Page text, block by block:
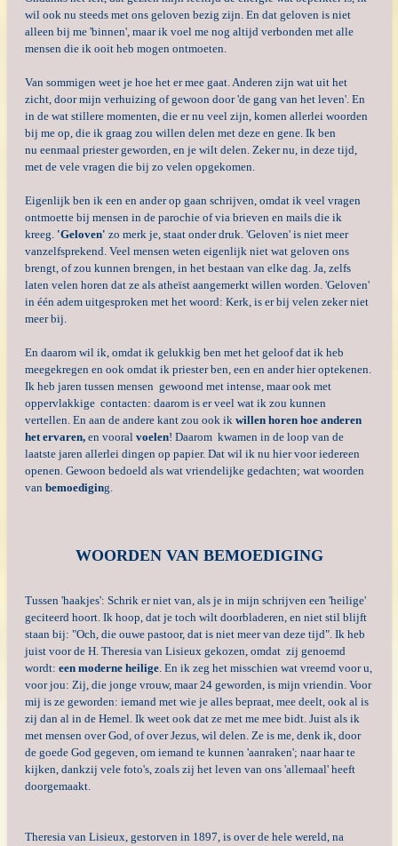
wil ook nu steeds met ons geloven bezig zijn. En dat geloven is niet
alleen bij me 'binnen', maar ik voel me nog altijd verbonden met alle
mensen die ik ooit heb mogen ontmoeten.
Van sommigen weet je hoe het er mee gaat. Anderen zijn wat uit het
zicht, door mijn verhuizing of gewoon door 'de gang van het leven'. En
in de wat stillere momenten, die er nu veel zijn, komen allerlei woorden
bij me op, die ik graag zou willen delen met deze en gene. Ik ben
nu eenmaal priester geworden, en je wilt delen. Zeker nu, in deze tijd,
met de vele vragen die bij zo velen opgekomen.
Eigenlijk ben ik een en ander op gaan schrijven, omdat ik veel vragen
ontmoette bij mensen in de parochie of via brieven en mails die ik
kreeg. 'Geloven' zo merk je, staat onder druk. 'Geloven' is niet meer
vanzelfsprekend. Veel mensen weten eigenlijk niet wat geloven ons
brengt, of zou kunnen brengen, in het bestaan van elke dag. Ja, zelfs
laten velen horen dat ze als atheïst aangemerkt willen worden. 'Geloven'
in één adem uitgesproken met het woord: Kerk, is er bij velen zeker niet
meer bij.
En daarom wil ik, omdat ik gelukkig ben met het geloof dat ik heb
meegekregen en ook omdat ik priester ben, een en ander hier optekenen.
Ik heb jaren tussen mensen gewoond met intense, maar ook met
oppervlakkige contacten: daarom is er veel wat ik zou kunnen
vertellen. En aan de andere kant zou ook ik willen horen hoe anderen
het ervaren,en vooral voelen! Daarom kwamen in de loop van de
laatste jaren allerlei dingen op papier. Dat wil ik nu hier voor iedereen
openen. Gewoon bedoeld als wat vriendelijke gedachten; wat woorden
vanbemoediging.
WOORDEN VAN BEMOEDIGING
Tussen 'haakjes': Schrik er niet van, als je in mijn schrijven een 'heilige'
geciteerd hoort. Ik hoop, dat je toch wilt doorbladeren, en niet stil blijft
staan bij: "Och, die ouwe pastoor, dat is niet meer van deze tijd". Ik heb
juist voor de H. Theresia van Lisieux gekozen, omdat zij genoemd
wordt: een moderne heilige. En ik zeg het misschien wat vreemd voor u,
voor jou: Zij, die jonge vrouw, maar 24 geworden, is mijn vriendin. Voor
mij is ze geworden: iemand met wie je alles bepraat, mee deelt, ook al is
zij dan al in de Hemel. Ik weet ook dat ze met me mee bidt. Juist als ik
met mensen over God, of over Jezus, wil delen. Ze is me, denk ik, door
de goede God gegeven, om iemand te kunnen 'aanraken'; naar haar te
kijken, dankzij vele foto's, zoals zij het leven van ons 'allemaal' heeft
doorgemaakt.
Theresia van Lisieux, gestorven in 1897, is over de hele wereld, na